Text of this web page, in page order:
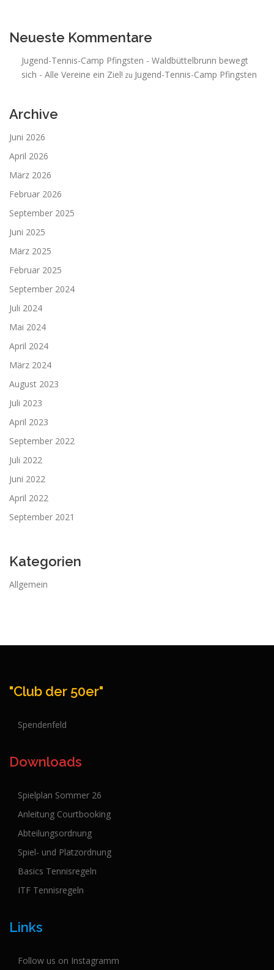
Neueste Kommentare
Jugend-Tennis-Camp Pfingsten - Waldbüttelbrunn bewegt
sich - Alle Vereine ein Ziel! zu Jugend-Tennis-Camp Pfingsten
Archive
Juni 2026
April 2026
März 2026
Februar 2026
September 2025
Juni 2025
März 2025
Februar 2025
September 2024
Juli 2024
Mai 2024
April 2024
März 2024
August 2023
Juli 2023
April 2023
September 2022
Juli 2022
Juni 2022
April 2022
September 2021
Kategorien
Allgemein
"Club der 50er"
Spendenfeld
Downloads
Spielplan Sommer 26
Anleitung Courtbooking
Abteilungsordnung
Spiel- und Platzordnung
Basics Tennisregeln
ITF Tennisregeln
Links
Follow us on Instagramm